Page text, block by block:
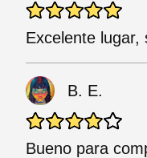
Excelente lugar,
B. E.
Bueno para